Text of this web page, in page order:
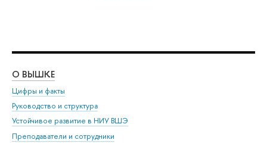
О ВЫШКЕ
Цифры и факты
Руководство и структура
Устойчивое развитие в НИУ ВШЭ
Преподаватели и сотрудники